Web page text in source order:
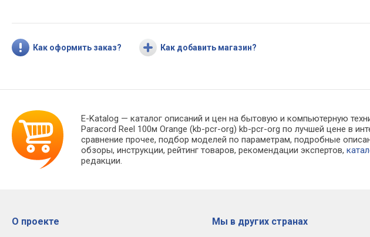
Как оформить заказ? Как добавить магазин?
E-Katalog — каталог описаний и цен на бытовую и компьютерную
Paraсord Reel 100м Orange (kb-pcr-org) kb-pcr-org по лучшей цене в
сравнение прочее, подбор моделей по параметрам, подробные
обзоры, инструкции, рейтинг товаров, рекомендации экспертов,
редакции.
О проекте Мы в других странах